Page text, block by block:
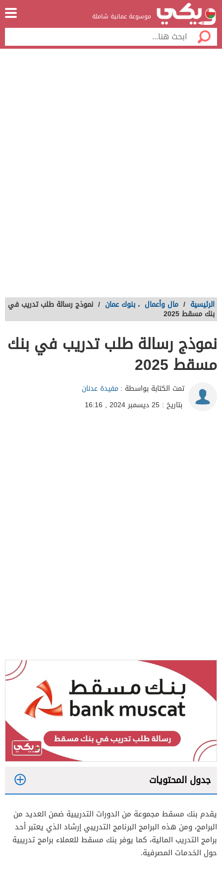
موسوعة عمانية شاملة
الرئيسية / مال وأعمال ، بنوك عمان / نموذج رسالة طلب تدريب في
بنك مسقط 2025
نموذج رسالة طلب تدريب في بنك
مسقط 2025
تمت الكتابة بواسطة : مفيدة عدنان
بتاريخ : 25 ديسمبر 2024 , 16:16
جدول المحتويات
1.1 كيفية تقديم طلب تدريب على الخدمات
المصرفية عبر الإنترنت
1.2 كيفية تقديم رسالة طلب تدريب في برنامج
يقدم بنك مسقط مجموعة من الدورات التدريبية ضمن العديد من
البرامج، ومن هذه البرامج البرنامج التدريبي إرشاد الذي يعتبر أحد
برامج التدريب المالية، كما يوفر بنك مسقط للعملاء برامج تدريبية
حول الخدمات المصرفية.